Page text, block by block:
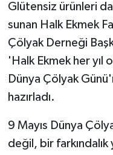
Glütensiz ürünleri
sunan Halk Ekmek
Çölyak Derneği
'Halk Ekmek her yıl
Dünya Çölyak
hazırladı.
9 Mayıs Dünya
değil, bir